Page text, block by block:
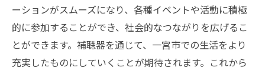
補聴器の導入が愛知県一宮市にもたらす恩
恵
愛知県一宮市で補聴器が提供する新たな生
活スタイル
ーションがスムーズになり、各種イベントや活動に積極
的に参加することができ、社会的なつながりを広げるこ
とができます。補聴器を通じて、一宮市での生活をより
充実したものにしていくことが期待されます。これから